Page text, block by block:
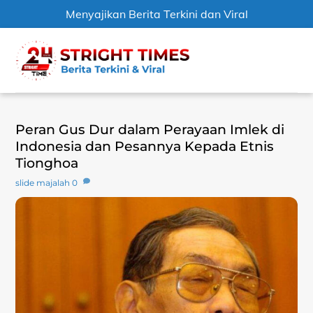
Menyajikan Berita Terkini dan Viral
content
Peran Gus Dur dalam Perayaan Imlek di
Indonesia dan Pesannya Kepada Etnis
Tionghoa
slide majalah 0